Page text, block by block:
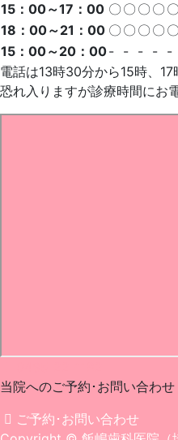
15：00～17：00 〇 〇 〇 〇 〇
18：00～21：00 〇 〇 〇 〇 〇
15：00～20：00- - - - -
電話は13時30分から15時、
恐れ入りますが診療時間にお
当院へのご予約･ お問い合わせ
ご予約･お問い合わせ